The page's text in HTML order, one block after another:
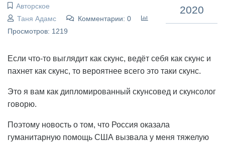
Авторское
Таня Адамс
Комментарии: 0
Просмотров: 1219
2020
Если что-то выглядит как скунс, ведёт себя как скунс и
пахнет как скунс, то вероятнее всего это таки скунс.
Это я вам как дипломированный скунсовед и скунсолог
говорю.
Поэтому новость о том, что Россия оказала
гуманитарную помощь США вызвала у меня тяжелую